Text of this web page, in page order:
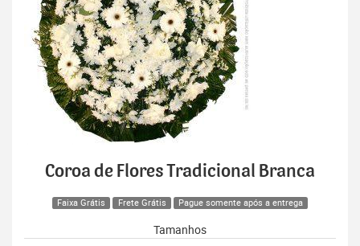
Coroa de Flores Tradicional Branca
Faixa Grátis Frete Grátis Pague somente após a entrega
Tamanhos